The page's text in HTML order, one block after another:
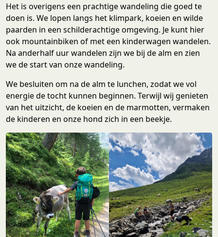
Het is overigens een prachtige wandeling die goed te
doen is. We lopen langs het klimpark, koeien en wilde
paarden in een schilderachtige omgeving. Je kunt hier
ook mountainbiken of met een kinderwagen wandelen.
Na anderhalf uur wandelen zijn we bij de alm en zien
we de start van onze wandeling.
We besluiten om na de alm te lunchen, zodat we vol
energie de tocht kunnen beginnen. Terwijl wij genieten
van het uitzicht, de koeien en de marmotten, vermaken
de kinderen en onze hond zich in een beekje.